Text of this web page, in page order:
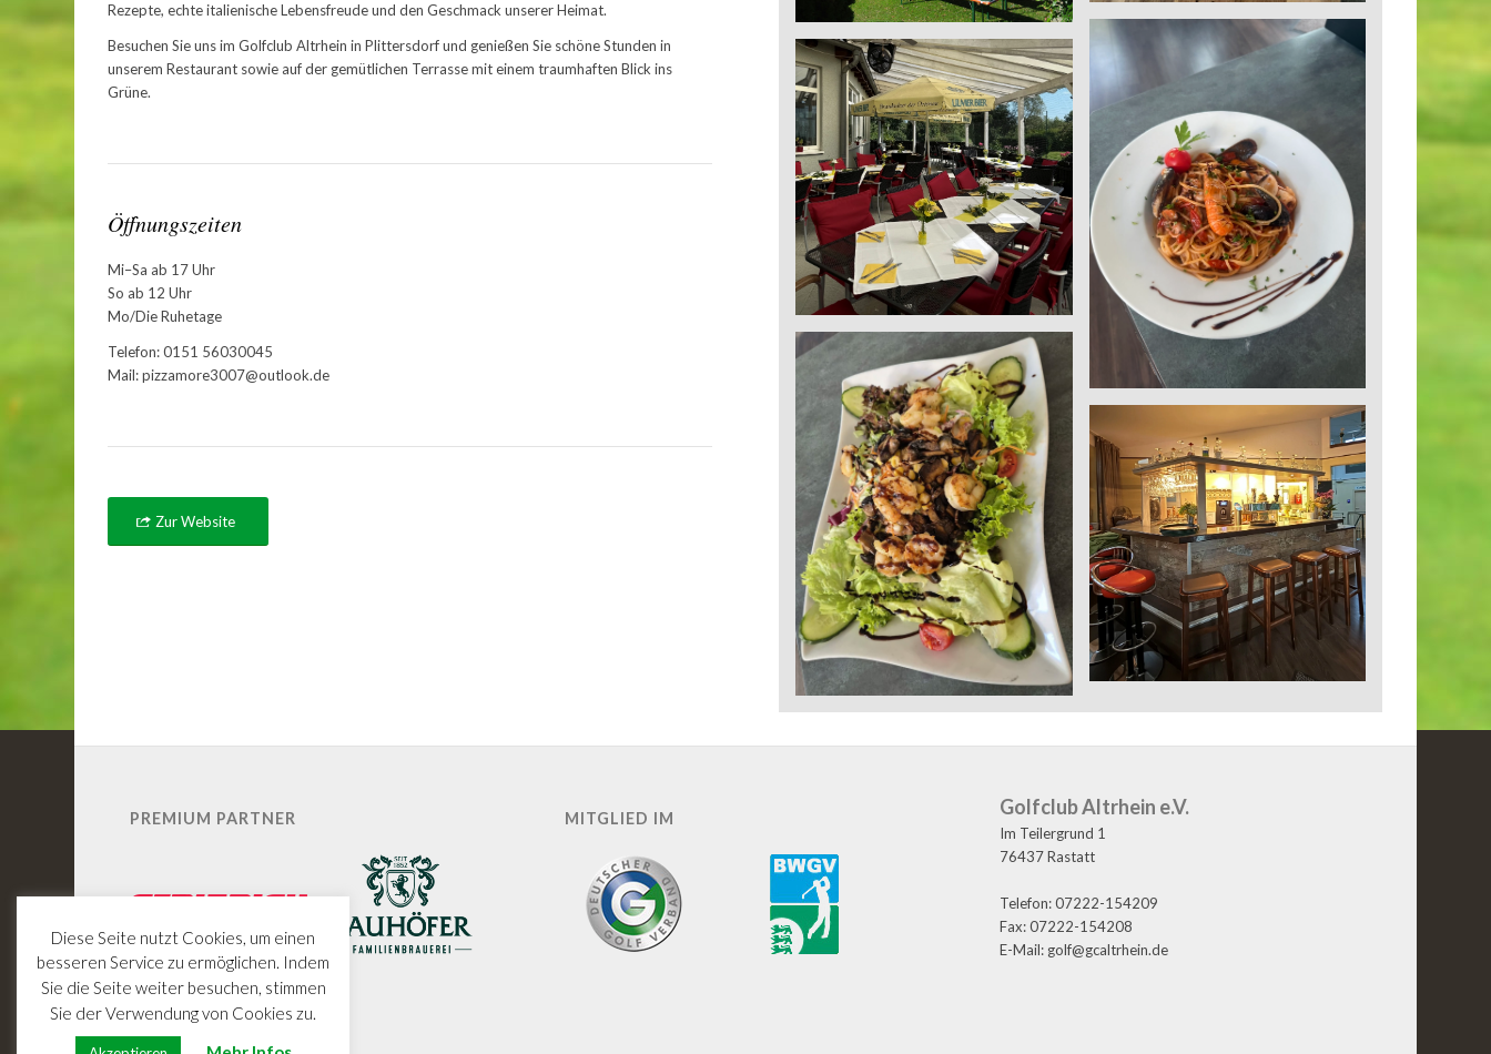
Rezepte, echte italienische Lebensfreude und den Geschmack unserer Heimat.
Besuchen Sie uns im Golfclub Altrhein in Plittersdorf und genießen Sie schöne Stunden in
unserem Restaurant sowie auf der gemütlichen Terrasse mit einem traumhaften Blick ins
Grüne.
Öffnungszeiten
Mi–Sa ab 17 Uhr
So ab 12 Uhr
Mo/Die Ruhetage
Telefon: 0151 56030045
Mail: pizzamore3007@outlook.de
Zur Website
PREMIUM PARTNER MITGLIED IM Golfclub Altrhein e.V.
Im Teilergrund 1
76437 Rastatt
Telefon: 07222-154209
Fax: 07222-154208
E-Mail: golf@gcaltrhein.de
Diese Seite nutzt Cookies, um einen
besseren Service zu ermöglichen. Indem
Sie die Seite weiter besuchen, stimmen
Sie der Verwendung von Cookies zu.